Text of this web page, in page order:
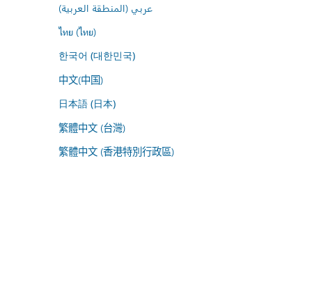
عربي (المنطقة العربية)
ไทย (ไทย)
한국어 (대한민국)
中文(中国)
日本語 (日本)
繁體中文 (台灣)
繁體中文 (香港特別行政區)